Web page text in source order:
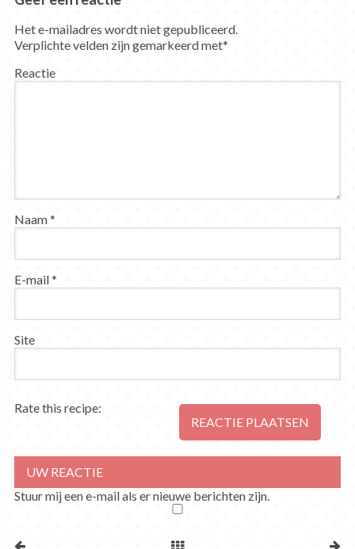
Het e-mailadres wordt niet gepubliceerd.
Verplichte velden zijn gemarkeerd met*
Reactie
Naam*
E-mail*
Site
Rate this recipe:
Stuur mij een e-mail als er nieuwe berichten zijn.